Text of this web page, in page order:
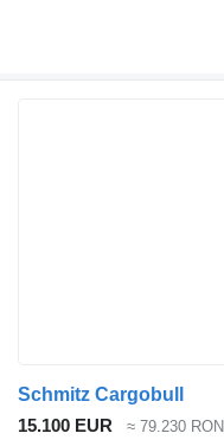
Schmitz Cargobull
15.100 EUR
≈ 79.230 RON